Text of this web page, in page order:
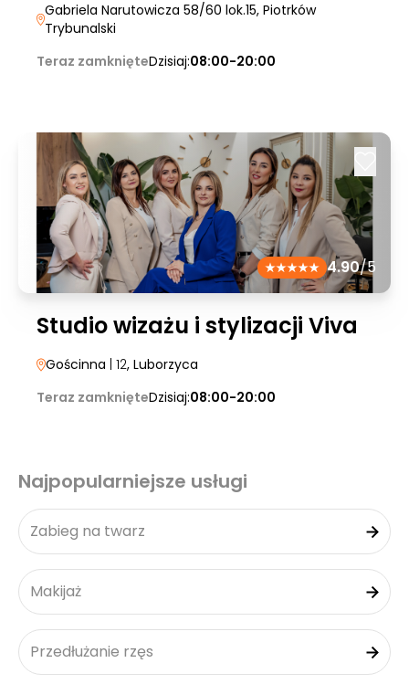
Gabriela Narutowicza 58/60 lok.15, Piotrków
Trybunalski
Teraz zamknięteDzisiaj:08:00-20:00
4.90/5
Studio wizażu i stylizacji Viva
Gościnna | 12, Luborzyca
Teraz zamknięteDzisiaj:08:00-20:00
Najpopularniejsze usługi
Zabieg na twarz
Makijaż
Przedłużanie rzęs